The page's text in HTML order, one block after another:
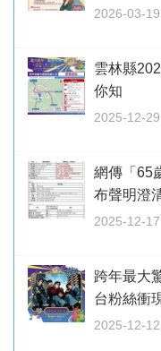
2026-03-
雲林縣
你知
2025-12-
網傳「65
布聲明澄
2025-12-
跨年最大
台粉絲衝
2025-12-